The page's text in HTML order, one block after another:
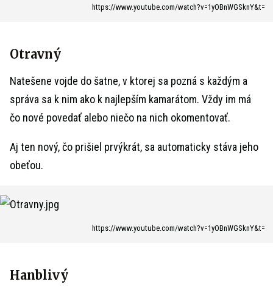
https://www.youtube.com/watch?v=1yOBnWGSknY&t=
Otravný
Natešene vojde do šatne, v ktorej sa pozná s každým a
správa sa k nim ako k najlepším kamarátom. Vždy im má
čo nové povedať alebo niečo na nich okomentovať.
Aj ten nový, čo prišiel prvýkrát, sa automaticky stáva jeho
obeťou.
https://www.youtube.com/watch?v=1yOBnWGSknY&t=
Hanblivý